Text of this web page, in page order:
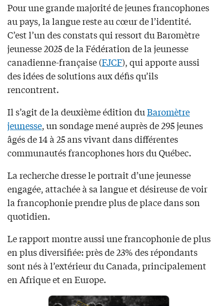
Pour une grande majorité de jeunes francophones
au pays, la langue reste au cœur de l’identité.
C’est l’un des constats qui ressort du Baromètre
jeunesse 2025 de la Fédération de la jeunesse
canadienne-française (FJCF), qui apporte aussi
des idées de solutions aux défis qu’ils
rencontrent.
Il s’agit de la deuxième édition duBaromètre
jeunesse, un sondage mené auprès de 295 jeunes
âgés de 14 à 25 ans vivant dans différentes
communautés francophones hors du Québec.
La recherche dresse le portrait d’une jeunesse
engagée, attachée à sa langue et désireuse de voir
la francophonie prendre plus de place dans son
quotidien.
Le rapport montre aussi une francophonie de plus
en plus diversifiée: près de 23% des répondants
sont nés à l’extérieur du Canada, principalement
en Afrique et en Europe.